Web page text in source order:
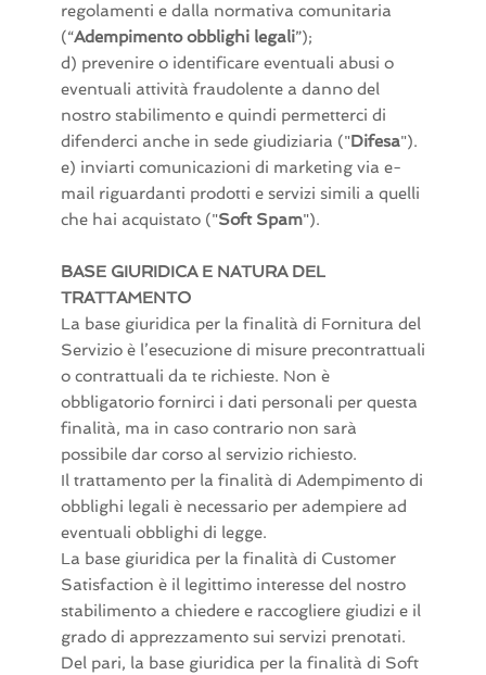
regolamenti e dalla normativa comunitaria
(“Adempimento obblighi legali”);
d) prevenire o identificare eventuali abusi o
eventuali attività fraudolente a danno del
nostro stabilimento e quindi permetterci di
difenderci anche in sede giudiziaria ("Difesa").
e) inviarti comunicazioni di marketing via e-
mail riguardanti prodotti e servizi simili a quelli
che hai acquistato ("Soft Spam").
BASE GIURIDICA E NATURA DEL
TRATTAMENTO
La base giuridica per la finalità di Fornitura del
Servizio è l’esecuzione di misure precontrattuali
o contrattuali da te richieste. Non è
obbligatorio fornirci i dati personali per questa
finalità, ma in caso contrario non sarà
possibile dar corso al servizio richiesto.
Il trattamento per la finalità di Adempimento di
obblighi legali è necessario per adempiere ad
eventuali obblighi di legge.
La base giuridica per la finalità di Customer
Satisfaction è il legittimo interesse del nostro
stabilimento a chiedere e raccogliere giudizi e il
grado di apprezzamento sui servizi prenotati.
Del pari, la base giuridica per la finalità di Soft